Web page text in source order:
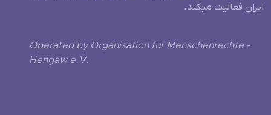
ایران فعالیت میکند.
Operated by Organisation für Menschenrechte -
Hengaw e.V.